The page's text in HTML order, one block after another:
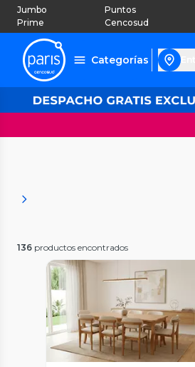
Jumbo
Prime
Puntos
Cencosud
Categorías
136 productos encontrados
Vista Previa